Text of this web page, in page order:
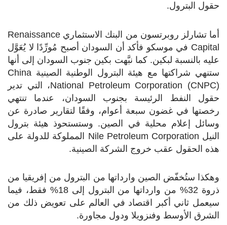
حقول البترول.
أما تشارلز روبرتسون من البنك الاستثماري Renaissance
Capital في موسكو فأكد أن السودان أصبح مُورِّدًا لا يُعَوَّل
عليه بالنسبة لبكين. كما نبَّهت بكين جنوب السودان إلى أنها
ستنهي شراكتها مع هيئة البترول الوطنية الصينية China
National Petroleum Corporation (CNPC)، التي تدير
حقول النفط الرئيسة بجنوب السودان، عندما تنتهي
رخصتها في غضون سبعة أعوام، وفقًا لتقارير صادرة عن
وسائل إعلام محلية في الصين. وستستحوذ هيئة بترول
النيل Nile Petroleum Corporation المملوكة للدولة على
هذه الحقول عقب خروج الشركة الصينية.
وهكذا ستُخفّض الصين وارداتها من البترول من إفريقيا من
ذروة 32% من وارداتها من البترول إلى 18% فقط، فيما
سيعمل ثاني أكبر اقتصاد في العالم على تعويض ذلك من
الشرق الأوسط وفنزويلا ودول مجاورة.